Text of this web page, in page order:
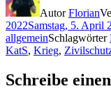
AutorFlorian
2022Samstag, 5. April
allgemeinSchlagwörter
KatS, Krieg,
Schreibe